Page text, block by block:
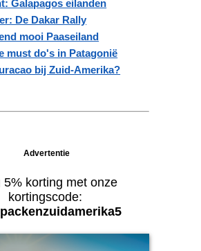
Galapagos eilanden
De Dakar Rally
mooi Paaseiland
must do's in Patagonië
bij Zuid-Amerika?
Advertentie
5% korting met onze
kortingscode: